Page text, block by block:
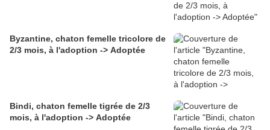
Byzantine, chaton femelle tricolore de
2/3 mois, à l'adoption -> Adoptée
Bindi, chaton femelle tigrée de 2/3
mois, à l'adoption -> Adoptée